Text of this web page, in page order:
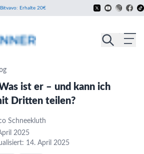
Erhalte 20€
ist er – und kann ich
Dritten teilen?
Schneekluth
2025
14. April 2025